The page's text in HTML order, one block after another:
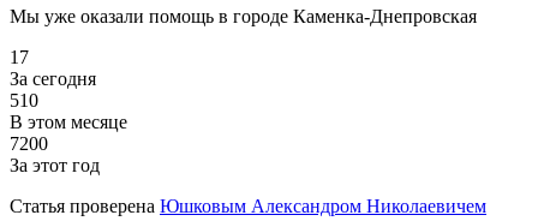
Мы уже оказали помощь в городе Каменка-Днепровская
17
За сегодня
510
В этом месяце
7200
За этот год
Статья проверена Юшковым Александром Николаевичем